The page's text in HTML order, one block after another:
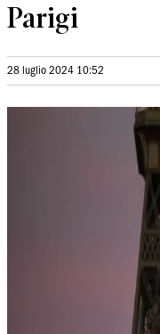
Parigi
28 luglio 2024 10:52